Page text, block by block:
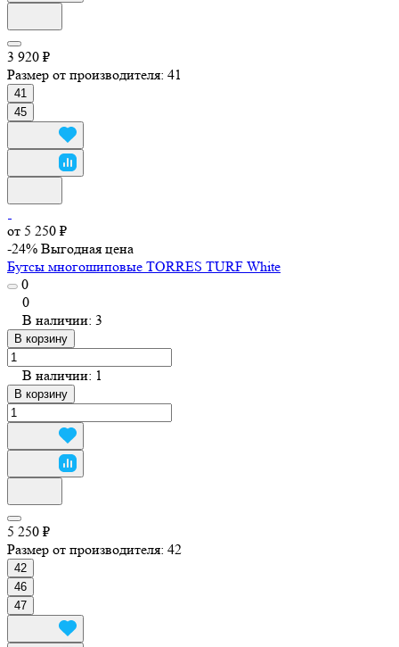
3 920 ₽
Размер от производителя: 41
41
45
от 5 250 ₽
-24% Выгодная цена
Бутсы многошиповые TORRES TURF White
0
0
В наличии: 3
В корзину
В наличии: 1
В корзину
5 250 ₽
Размер от производителя: 42
42
46
47